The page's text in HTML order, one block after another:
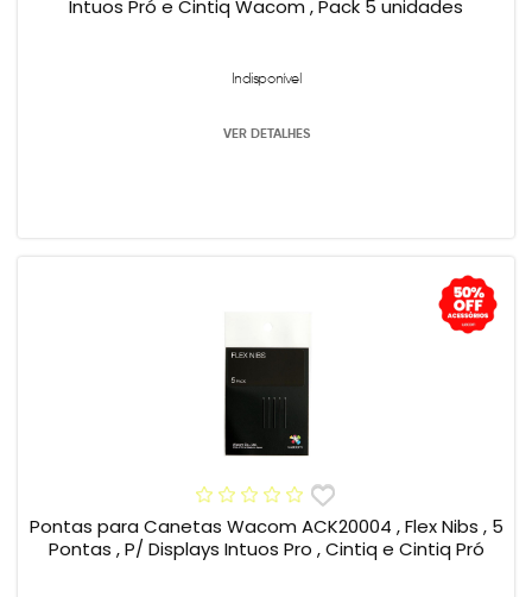
Intuos Pró e Cintiq Wacom , Pack 5 unidades
Indisponível
VER DETALHES
Pontas para Canetas Wacom ACK20004 , Flex Nibs , 5
Pontas , P/ Displays Intuos Pro , Cintiq e Cintiq Pró